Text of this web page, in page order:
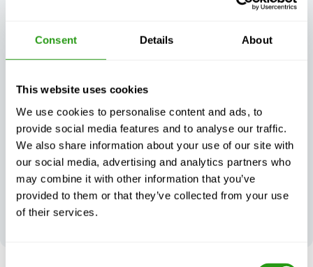
Consent Details About
This website uses cookies
We use cookies to personalise content and ads, to
provide social media features and to analyse our traffic.
We also share information about your use of our site with
our social media, advertising and analytics partners who
may combine it with other information that you’ve
provided to them or that they’ve collected from your use
of their services.
certyfikat,
Twoja opinia
kształtuje naszą